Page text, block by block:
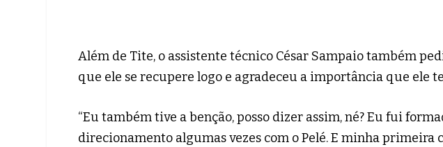
Além de Tite, o assistente técnico César Sampaio também
que ele se recupere logo e agradeceu a importância que ele
“Eu também tive a benção, posso dizer assim, né? Eu fui
direcionamento algumas vezes com o Pelé. E minha primeira